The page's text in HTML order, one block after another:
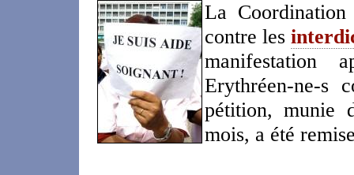
La
contre les
manifestation
Erythréen-ne-s
pétition, munie
mois, a été